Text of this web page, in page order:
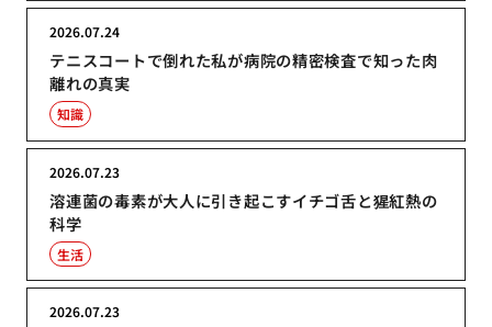
テニスコートで倒れた私が病院の精密検査で知った肉
離れの真実
2026.07.24
知識
溶連菌の毒素が大人に引き起こすイチゴ舌と猩紅熱の
科学
2026.07.23
生活
2026.07.23